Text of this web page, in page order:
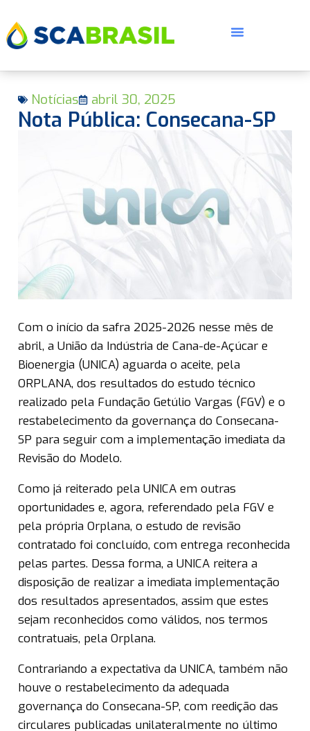
Notícias abril 30, 2025
Nota Pública: Consecana-SP
Com o início da safra 2025-2026 nesse mês de
abril, a União da Indústria de Cana-de-Açúcar e
Bioenergia (UNICA) aguarda o aceite, pela
ORPLANA, dos resultados do estudo técnico
realizado pela Fundação Getúlio Vargas (FGV) e o
restabelecimento da governança do Consecana-
SP para seguir com a implementação imediata da
Revisão do Modelo.
Como já reiterado pela UNICA em outras
oportunidades e, agora, referendado pela FGV e
pela própria Orplana, o estudo de revisão
contratado foi concluído, com entrega reconhecida
pelas partes. Dessa forma, a UNICA reitera a
disposição de realizar a imediata implementação
dos resultados apresentados, assim que estes
sejam reconhecidos como válidos, nos termos
contratuais, pela Orplana.
Contrariando a expectativa da UNICA, também não
houve o restabelecimento da adequada
governança do Consecana-SP, com reedição das
circulares publicadas unilateralmente no último